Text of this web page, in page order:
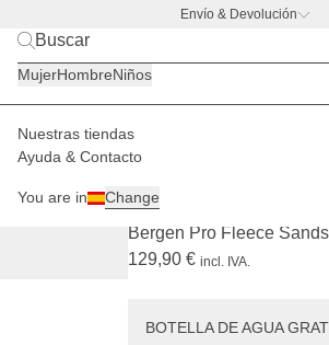
Envío & Devolución
MujerHombreNiños
Nuestras tiendas
Ayuda & Contacto
You are in Change
Mujer Mochilas
Bergen Pro Fleece
129,90 € incl. IVA.
BOTELLA DE AGUA